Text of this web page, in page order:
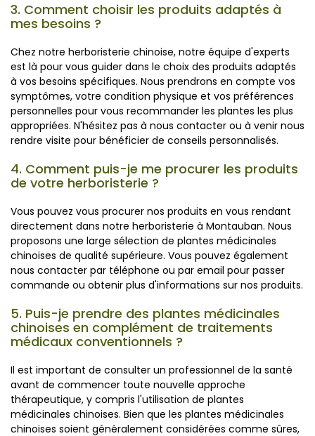
3. Comment choisir les produits adaptés à
mes besoins ?
Chez notre herboristerie chinoise, notre équipe d'experts
est là pour vous guider dans le choix des produits adaptés
à vos besoins spécifiques. Nous prendrons en compte vos
symptômes, votre condition physique et vos préférences
personnelles pour vous recommander les plantes les plus
appropriées. N'hésitez pas à nous contacter ou à venir nous
rendre visite pour bénéficier de conseils personnalisés.
4. Comment puis-je me procurer les produits
de votre herboristerie ?
Vous pouvez vous procurer nos produits en vous rendant
directement dans notre herboristerie à Montauban. Nous
proposons une large sélection de plantes médicinales
chinoises de qualité supérieure. Vous pouvez également
nous contacter par téléphone ou par email pour passer
commande ou obtenir plus d'informations sur nos produits.
5. Puis-je prendre des plantes médicinales
chinoises en complément de traitements
médicaux conventionnels ?
Il est important de consulter un professionnel de la santé
avant de commencer toute nouvelle approche
thérapeutique, y compris l'utilisation de plantes
médicinales chinoises. Bien que les plantes médicinales
chinoises soient généralement considérées comme sûres,